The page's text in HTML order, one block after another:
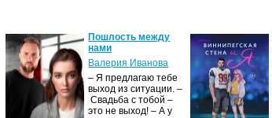
Пошлость между
нами
Валерия Иванова
– Я предлагаю тебе
выход из ситуации. –
Свадьба с тобой –
это не выход! – А у